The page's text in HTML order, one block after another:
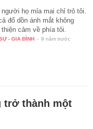
người họ mỉa mai chỉ trỏ tôi.
đổ dồn ánh mắt không
thiện cảm về phía tôi.
- GIA ĐÌNH - 9 năm trước
trở thành một